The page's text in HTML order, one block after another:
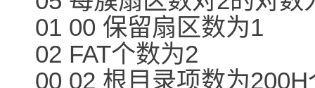
01 00 保留扇区数为1
02 FAT个数为2
00 02 根目录项数为200H